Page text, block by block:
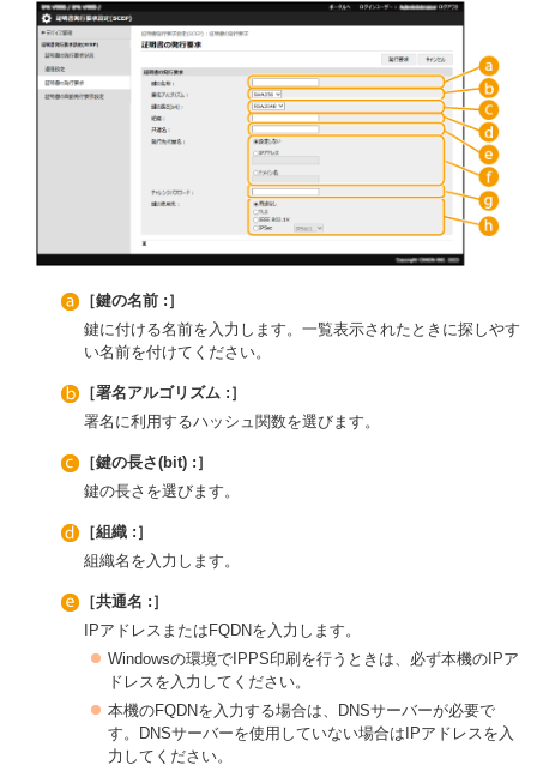
［鍵の名前 :］
鍵に付ける名前を入力します。一覧表示されたときに探しやす
い名前を付けてください。
［署名アルゴリズム :］
署名に利用するハッシュ関数を選びます。
［鍵の長さ(bit) :］
鍵の長さを選びます。
［組織 :］
組織名を入力します。
［共通名 :］
IPアドレスまたはFQDNを入力します。
Windowsの環境でIPPS印刷を行うときは、必ず本機のIPア
ドレスを入力してください。
本機のFQDNを入力する場合は、DNSサーバーが必要で
す。DNSサーバーを使用していない場合はIPアドレスを入
力してください。